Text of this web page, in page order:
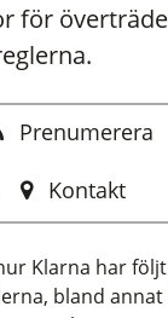
för
Prenumerera
Kontakt
Klarna har följt
bland annat